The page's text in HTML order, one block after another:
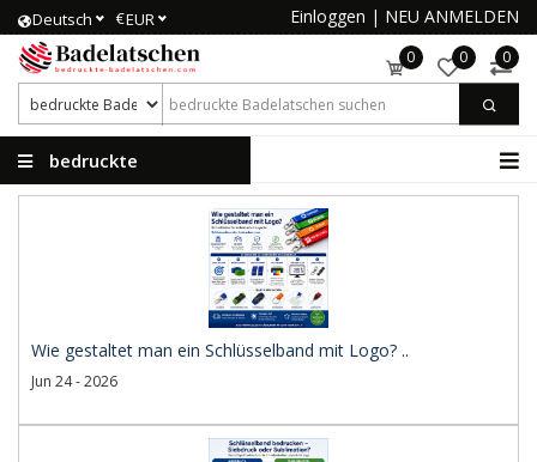
Deutsch €EUR Einloggen | NEU ANMELDEN
0 0 0
bedruckte
Wie gestaltet man ein Schlüsselband mit Logo? ..
Jun 24 - 2026